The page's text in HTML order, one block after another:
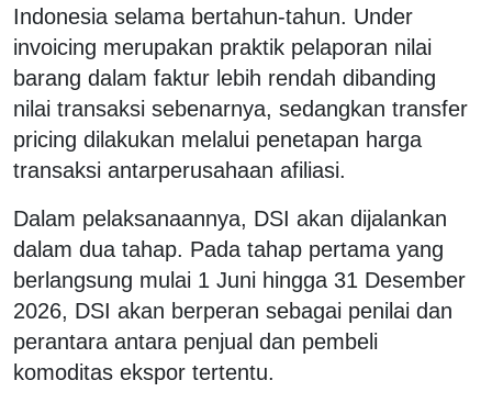
Indonesia selama bertahun-tahun. Under
invoicing merupakan praktik pelaporan nilai
barang dalam faktur lebih rendah dibanding
nilai transaksi sebenarnya, sedangkan transfer
pricing dilakukan melalui penetapan harga
transaksi antarperusahaan afiliasi.
Dalam pelaksanaannya, DSI akan dijalankan
dalam dua tahap. Pada tahap pertama yang
berlangsung mulai 1 Juni hingga 31 Desember
2026, DSI akan berperan sebagai penilai dan
perantara antara penjual dan pembeli
komoditas ekspor tertentu.